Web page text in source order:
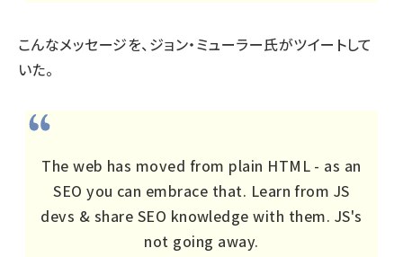
こんなメッセージを、ジョン・ミューラー氏がツイートして
いた。
The web has moved from plain HTML - as an
SEO you can embrace that. Learn from JS
devs & share SEO knowledge with them. JS's
not going away.